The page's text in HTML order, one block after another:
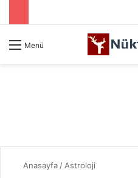
Menü
Anasayfa / Astroloji